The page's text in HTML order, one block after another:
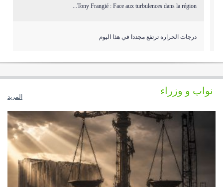
Tony Frangié : Face aux turbulences dans la région...
درجات الحرارة ترتفع مجددا في هذا اليوم
توغل قوة معادية على طريق ميس الجبل – وادي ال...
قصف متواصل على بلدة المنصوري
نواب و وزراء
المزيد